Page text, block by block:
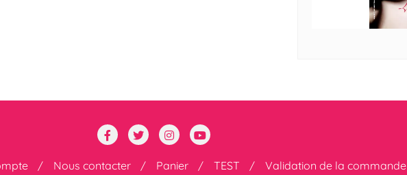
Nous contacter Panier TEST Validation de la commande